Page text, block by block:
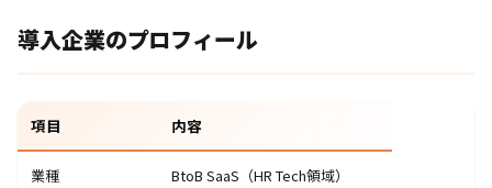
導入企業のプロフィール
項目 内容
業種 BtoB SaaS（HR Tech領域）